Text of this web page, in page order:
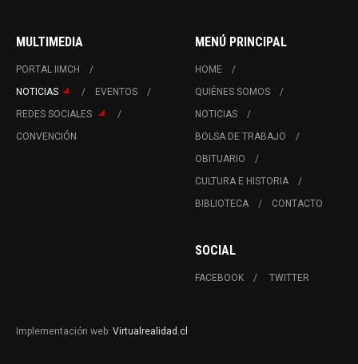
MULTIMEDIA
PORTAL IIMCH
NOTICIAS
EVENTOS
REDES SOCIALES
CONVENCIÓN
MENÚ PRINCIPAL
HOME
QUIÉNES SOMOS
NOTICIAS
BOLSA DE TRABAJO
OBITUARIO
CULTURA E HISTORIA
BIBLIOTECA
CONTACTO
SOCIAL
FACEBOOK TWITTER
Implementación web: Virtualrealidad.cl